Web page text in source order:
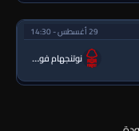
29 أغسطس - 14:30
نوتنجهام فورست